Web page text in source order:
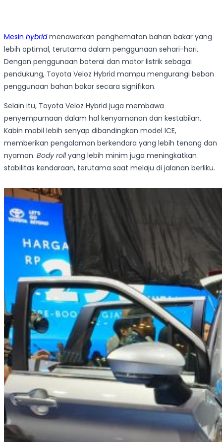
Mesin hybridmenawarkan penghematan bahan bakar yang
lebih optimal, terutama dalam penggunaan sehari-hari.
Dengan penggunaan baterai dan motor listrik sebagai
pendukung, Toyota Veloz Hybrid mampu mengurangi beban
penggunaan bahan bakar secara signifikan.
Selain itu, Toyota Veloz Hybrid juga membawa
penyempurnaan dalam hal kenyamanan dan kestabilan.
Kabin mobil lebih senyap dibandingkan model ICE,
memberikan pengalaman berkendara yang lebih tenang dan
nyaman. Body rollyang lebih minim juga meningkatkan
stabilitas kendaraan, terutama saat melaju di jalanan berliku.